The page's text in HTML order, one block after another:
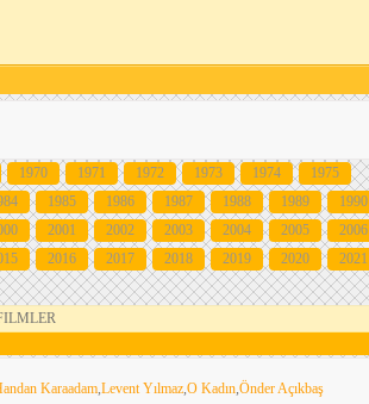
1970 1971 1972 1973 1974
1975
1985 1986 1987 1988 1989
1990
2001 2002 2003 2004 2005
2006
2016 2017 2018 2019 2020
2021
Karaadam,Levent Yılmaz,O Kadın,Önder Açıkbaş